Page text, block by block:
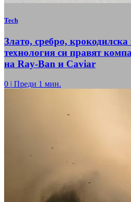
Tech
Злато, сребро,
технология си правят
на Ray-Ban и Caviar
0 | Преди 1 мин.